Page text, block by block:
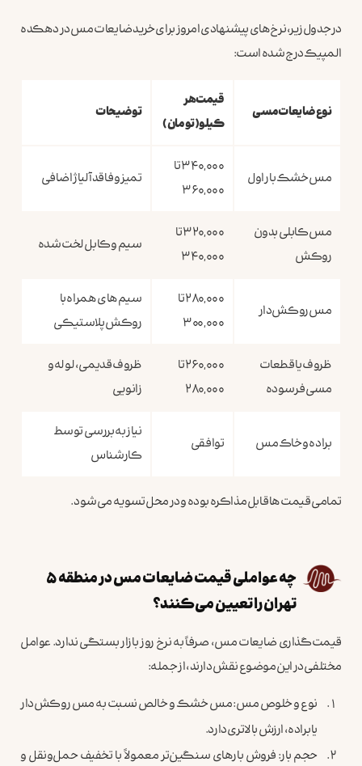
در جدول زیر، نرخ‌های پیشنهادی امروز برای خرید ضایعات مس در دهکده
المپیک درج شده است:
نوع ضایعات مسی
قیمت هر
کیلو (تومان)
توضیحات
مس خشک بار اول
۳۴۰,۰۰۰ تا
۳۶۰,۰۰۰
تمیز و فاقد آلیاژ اضافی
مس کابلی بدون
روکش
۳۲۰,۰۰۰ تا
۳۴۰,۰۰۰
سیم و کابل لخت شده
مس روکش‌دار
۲۸۰,۰۰۰ تا
۳۰۰,۰۰۰
سیم‌های همراه با
روکش پلاستیکی
ظروف یا قطعات
مسی فرسوده
۲۶۰,۰۰۰ تا
۲۸۰,۰۰۰
ظروف قدیمی، لوله و
زانویی
براده و خاک مس توافقی
نیاز به بررسی توسط
کارشناس
تمامی قیمت‌ها قابل مذاکره بوده و در محل تسویه می‌شود.
چه عواملی قیمت ضایعات مس در منطقه ۵
تهران را تعیین می‌کنند؟
قیمت‌گذاری ضایعات مس، صرفاً به نرخ روز بازار بستگی ندارد. عوامل
مختلفی در این موضوع نقش دارند، از جمله:
نوع و خلوص مس: مس خشک و خالص نسبت به مس روکش‌دار
یا براده، ارزش بالاتری دارد.
حجم بار: فروش بارهای سنگین‌تر معمولاً با تخفیف حمل‌ونقل و